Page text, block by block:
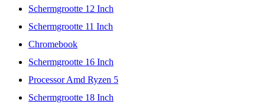
Schermgrootte 12 Inch
Schermgrootte 11 Inch
Chromebook
Schermgrootte 16 Inch
Processor Amd Ryzen 5
Schermgrootte 18 Inch